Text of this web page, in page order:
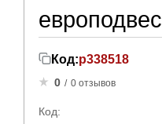
европодвес
Код:р338518
0 / 0 отзывов
Код: